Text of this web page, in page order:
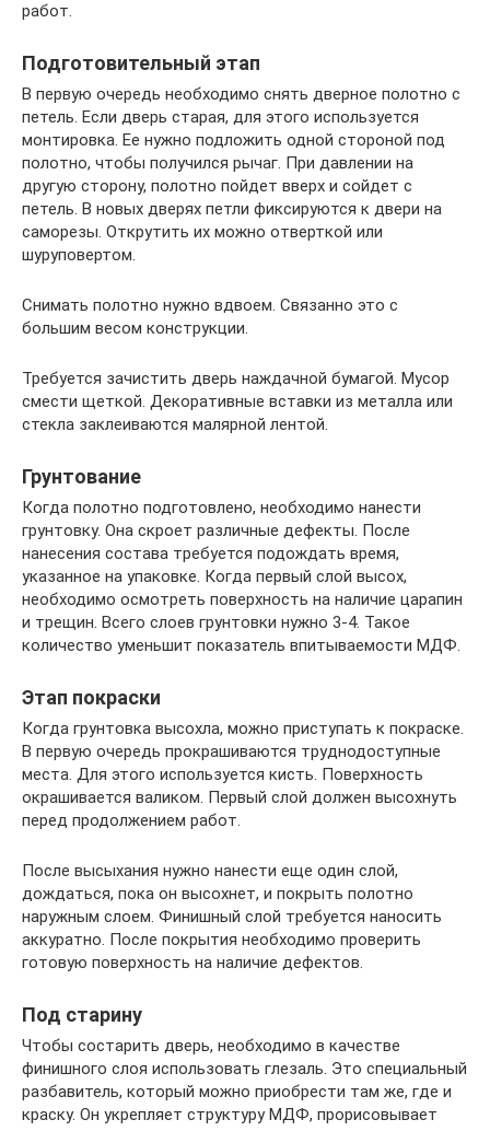
работ.
Подготовительный этап
В первую очередь необходимо снять дверное полотно с
петель. Если дверь старая, для этого используется
монтировка. Ее нужно подложить одной стороной под
полотно, чтобы получился рычаг. При давлении на
другую сторону, полотно пойдет вверх и сойдет с
петель. В новых дверях петли фиксируются к двери на
саморезы. Открутить их можно отверткой или
шуруповертом.
Снимать полотно нужно вдвоем. Связанно это с
большим весом конструкции.
Требуется зачистить дверь наждачной бумагой. Мусор
смести щеткой. Декоративные вставки из металла или
стекла заклеиваются малярной лентой.
Грунтование
Когда полотно подготовлено, необходимо нанести
грунтовку. Она скроет различные дефекты. После
нанесения состава требуется подождать время,
указанное на упаковке. Когда первый слой высох,
необходимо осмотреть поверхность на наличие царапин
и трещин. Всего слоев грунтовки нужно 3-4. Такое
количество уменьшит показатель впитываемости МДФ.
Этап покраски
Когда грунтовка высохла, можно приступать к покраске.
В первую очередь прокрашиваются труднодоступные
места. Для этого используется кисть. Поверхность
окрашивается валиком. Первый слой должен высохнуть
перед продолжением работ.
После высыхания нужно нанести еще один слой,
дождаться, пока он высохнет, и покрыть полотно
наружным слоем. Финишный слой требуется наносить
аккуратно. После покрытия необходимо проверить
готовую поверхность на наличие дефектов.
Под старину
Чтобы состарить дверь, необходимо в качестве
финишного слоя использовать глезаль. Это специальный
разбавитель, который можно приобрести там же, где и
краску. Он укрепляет структуру МДФ, прорисовывает